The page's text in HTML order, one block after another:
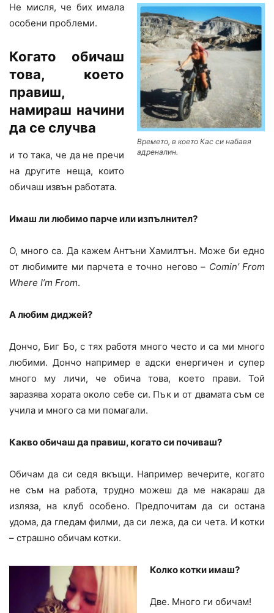
Времето, в което Кас си набавя
адреналин.
Не мисля, че бих имала
особени проблеми.
Когато обичаш
това, което
правиш,
намираш начини
да се случва
и то така, че да не пречи
на другите неща, които
обичаш извън работата.
Имаш ли любимо парче или изпълнител?
О, много са. Да кажем Антъни Хамилтън. Може би едно
от любимите ми парчета е точно негово – Comin’ From
Where I’m From.
А любим диджей?
Дончо, Биг Бо, с тях работя много често и са ми много
любими. Дончо например е адски енергичен и супер
много му личи, че обича това, което прави. Той
заразява хората около себе си. Пък и от двамата съм се
учила и много са ми помагали.
Какво обичаш да правиш, когато си почиваш?
Обичам да си седя вкъщи. Например вечерите, когато
не съм на работа, трудно можеш да ме накараш да
изляза, на клуб особено. Предпочитам да си остана
удома, да гледам филми, да си лежа, да си чета. И котки
– страшно обичам котки.
Колко котки имаш?
Две. Много ги обичам!